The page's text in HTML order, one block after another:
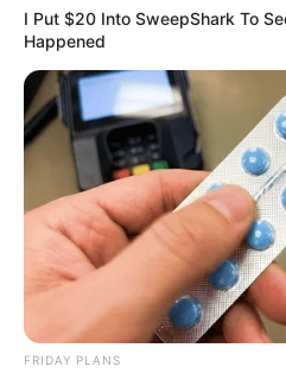
Men 45+ Are Trying This To
I Put $20 Into SweepShark To
Happened
FRIDAY PLANS